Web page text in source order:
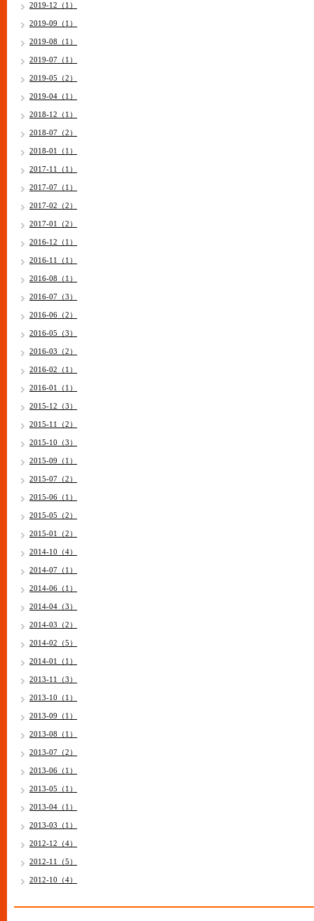
2019-12（1）
2019-09（1）
2019-08（1）
2019-07（1）
2019-05（2）
2019-04（1）
2018-12（1）
2018-07（2）
2018-01（1）
2017-11（1）
2017-07（1）
2017-02（2）
2017-01（2）
2016-12（1）
2016-11（1）
2016-08（1）
2016-07（3）
2016-06（2）
2016-05（3）
2016-03（2）
2016-02（1）
2016-01（1）
2015-12（3）
2015-11（2）
2015-10（3）
2015-09（1）
2015-07（2）
2015-06（1）
2015-05（2）
2015-01（2）
2014-10（4）
2014-07（1）
2014-06（1）
2014-04（3）
2014-03（2）
2014-02（5）
2014-01（1）
2013-11（3）
2013-10（1）
2013-09（1）
2013-08（1）
2013-07（2）
2013-06（1）
2013-05（1）
2013-04（1）
2013-03（1）
2012-12（4）
2012-11（5）
2012-10（4）